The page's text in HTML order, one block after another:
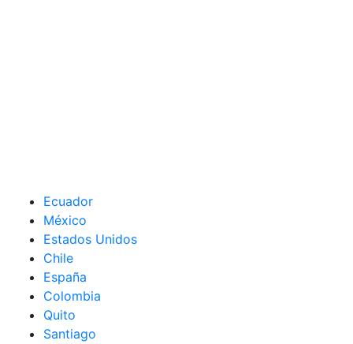
Ecuador
México
Estados Unidos
Chile
España
Colombia
Quito
Santiago